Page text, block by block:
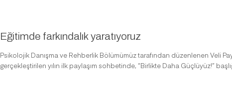
Eğitimde farkındalık yaratıyoruz
Psikolojik Danışma ve Rehberlik Bölümümüz tarafından düzenlenen Veli
gerçekleştirilen yılın ilk paylaşım sohbetinde, “Birlikte Daha Güçlüyüz!”